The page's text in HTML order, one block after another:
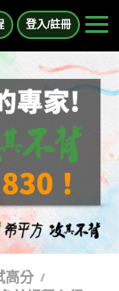
登入/註冊
高分